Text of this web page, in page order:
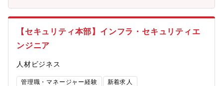
境: 月平均残業20時間/離職率5%以下/退職金制度（確定拠出年
ャリアデザインアドバイザー制度有り/定年再雇用制度有り ■研修
センターにて基礎/応用技術、資格取得支援など200以上の講座を
数）や通信教育の授業料補助制度などを設け社員の技術向上を支
リアデザインアドバイザー制度など自己研鑽に繋がる研修など無
【セキュリティ本部】インフラ・セキュリティエ
ンジニア
人材ビジネス
管理職・マネージャー経験 新着求人